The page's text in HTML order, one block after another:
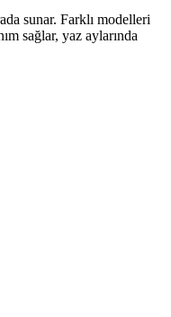
sunar. Farklı modelleri
sağlar, yaz aylarında